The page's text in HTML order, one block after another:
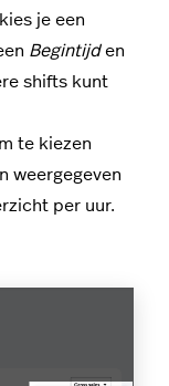
je een
Begintijden
shifts kunt
te kiezen
weergegeven
per uur.